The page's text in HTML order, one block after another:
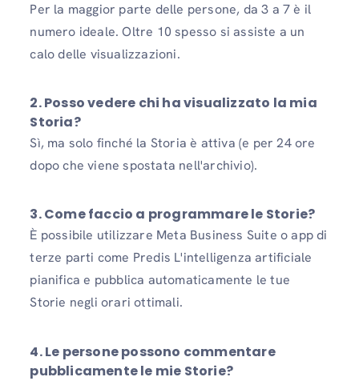
Per la maggior parte delle persone, da 3 a 7 è il
numero ideale. Oltre 10 spesso si assiste a un
calo delle visualizzazioni.
2.Posso vedere chi ha visualizzato la mia
Storia?
Sì, ma solo finché la Storia è attiva (e per 24 ore
dopo che viene spostata nell'archivio).
3.Come faccio a programmare le Storie?
È possibile utilizzare Meta Business Suite o app di
terze parti come Predis L'intelligenza artificiale
pianifica e pubblica automaticamente le tue
Storie negli orari ottimali.
4.Le persone possono commentare
pubblicamente le mie Storie?